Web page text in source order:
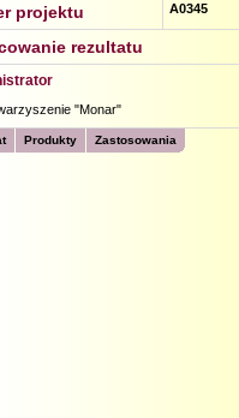
projektu A0345
rezultatu
"Monar"
Produkty Zastosowania